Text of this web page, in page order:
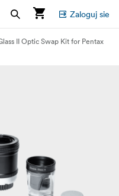
Zaloguj sie
II Optic Swap Kit for Pentax